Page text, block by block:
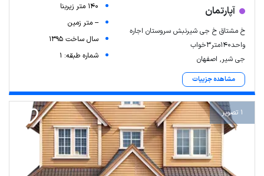
آپارتمان
خ مشتاق خ جی شیرنبش سروستان اجاره
واحد۱۴۰متر۳خواب
جی شیر, اصفهان
مشاهده جزییات
140 متر زیربنا
-- متر زمین
سال ساخت 1395
شماره طبقه: 1
1 تصویر